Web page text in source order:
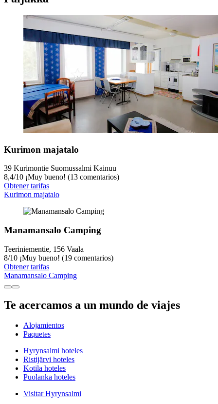
Kurimon majatalo
39 Kurimontie Suomussalmi Kainuu
8,4/10 ¡Muy bueno! (13 comentarios)
Obtener tarifas
Kurimon majatalo
Manamansalo Camping
Teeriniementie, 156 Vaala
8/10 ¡Muy bueno! (19 comentarios)
Obtener tarifas
Manamansalo Camping
Te acercamos a un mundo de viajes
Alojamientos
Paquetes
Hyrynsalmi hoteles
Ristijärvi hoteles
Kotila hoteles
Puolanka hoteles
Visitar Hyrynsalmi